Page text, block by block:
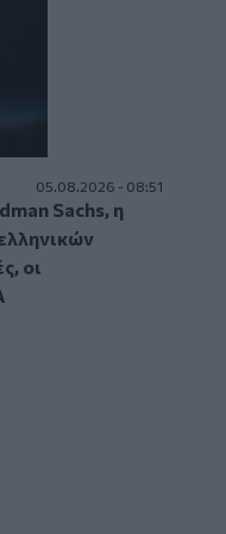
05.08.2026 - 08:51
Sachs, η
οι